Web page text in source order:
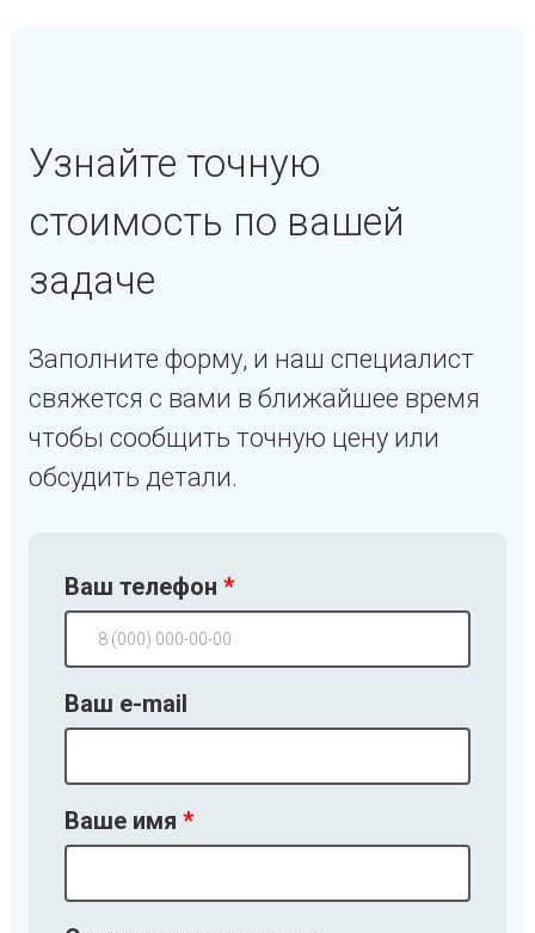
Узнайте точную
стоимость по вашей
задаче
Заполните форму, и наш специалист
свяжется с вами в ближайшее время
чтобы сообщить точную цену или
обсудить детали.
Ваш телефон
Ваш e-mail
Ваше имя